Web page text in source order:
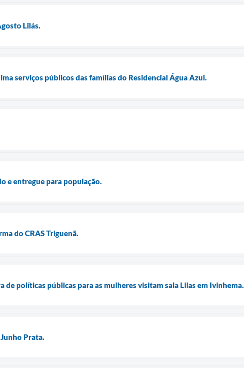
Lilás.
serviços públicos das famílias do Residencial Água Azul.
e entregue para população.
do CRAS Triguenã.
de políticas públicas para as mulheres visitam sala Lilas em Ivinhema.
Prata.